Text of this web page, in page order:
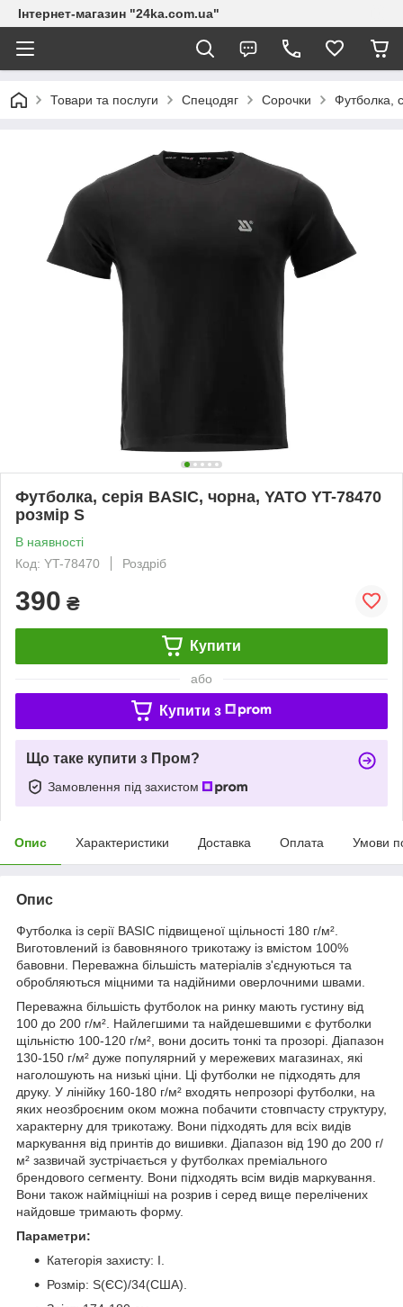
Інтернет-магазин "24ka.com.ua"
Товари та послуги Спецодяг Сорочки Футболка,
Футболка, серія BASIC, чорна, YATO YT-78470
розмір S
В наявності
Код: YT-78470
Роздріб
390 ₴
Купити
або
Купити з
Що таке купити з Пром?
Замовлення під захистом
Опис Характеристики Доставка Оплата Умови
Опис
Футболка із серії BASIC підвищеної щільності 180 г/м².
Виготовлений із бавовняного трикотажу із вмістом 100%
бавовни. Переважна більшість матеріалів з'єднуються та
обробляються міцними та надійними оверлочними швами.
Переважна більшість футболок на ринку мають густину від
100 до 200 г/м². Найлегшими та найдешевшими є футболки
щільністю 100-120 г/м², вони досить тонкі та прозорі. Діапазон
130-150 г/м² дуже популярний у мережевих магазинах, які
наголошують на низькі ціни. Ці футболки не підходять для
друку. У лінійку 160-180 г/м² входять непрозорі футболки, на
яких неозброєним оком можна побачити стовпчасту структуру,
характерну для трикотажу. Вони підходять для всіх видів
маркування від принтів до вишивки. Діапазон від 190 до 200 г/
м² зазвичай зустрічається у футболках преміального
брендового сегменту. Вони підходять всім видів маркування.
Вони також найміцніші на розрив і серед вище перелічених
найдовше тримають форму.
Параметри:
Категорія захисту: I.
Розмір: S(ЄС)/34(США).